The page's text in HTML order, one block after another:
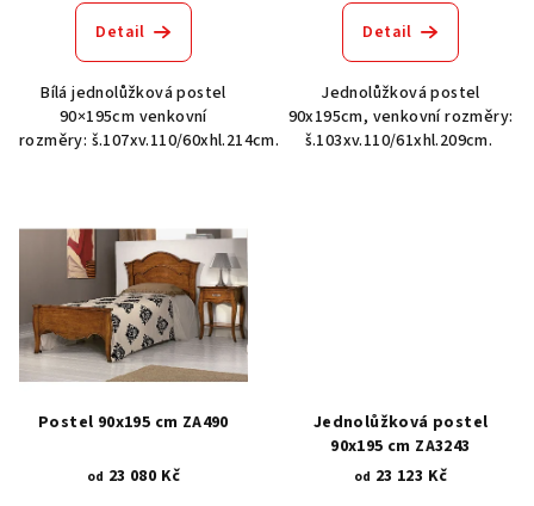
Detail
Bílá jednolůžková postel
90×195cm venkovní
rozměry: š.107xv.110/60xhl.214cm.
Detail
Jednolůžková postel
90x195cm, venkovní rozměry:
š.103xv.110/61xhl.209cm.
Postel 90x195 cm ZA490
od 23 080 Kč
Jednolůžková postel
90x195 cm ZA3243
od 23 123 Kč